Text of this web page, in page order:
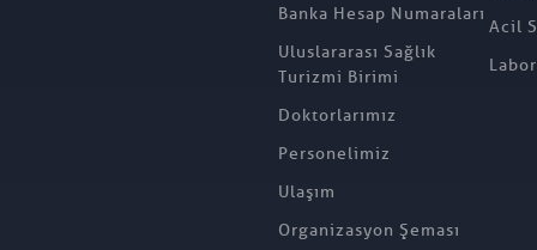
Banka Hesap Numaraları
Uluslararası Sağlık
Turizmi Birimi
Doktorlarımız
Personelimiz
Ulaşım
Organizasyon Şeması
Acil